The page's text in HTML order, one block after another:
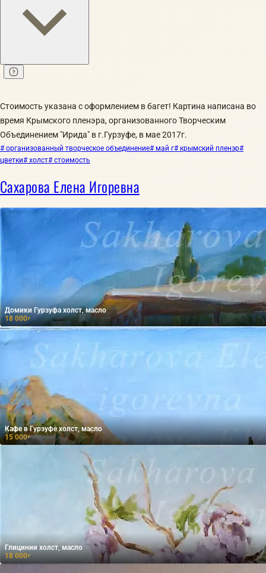
Стоимость указана с оформлением в багет! Картина написана во
время Крымского пленэра, организованного Творческим
Объединением "Ирида" в г.Гурзуфе, в мае 2017г.
# организованный творческое объединение# май г# крымский пленэр#
цветки# холст# стоимость
Сахарова Елена Игоревна
Домики Гурзуфа холст, масло
18 000₽
Кафе в Гурзуфе холст, масло
15 000₽
Глицинии холст, масло
18 000₽